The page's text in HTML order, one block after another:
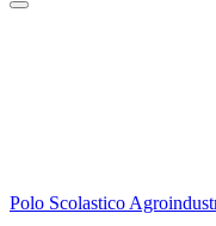
Polo Scolastico